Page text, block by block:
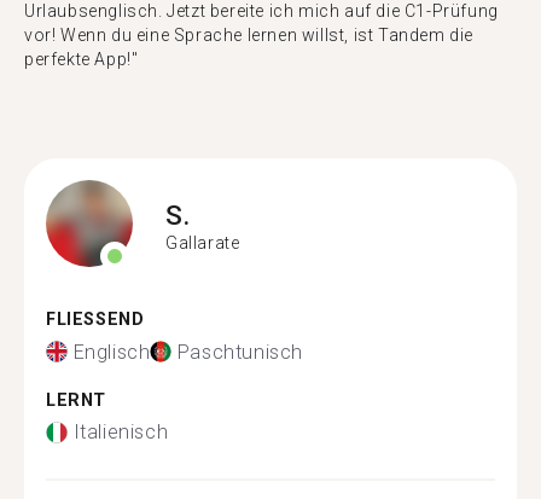
Urlaubsenglisch. Jetzt bereite ich mich auf die C1-Prüfung
vor! Wenn du eine Sprache lernen willst, ist Tandem die
perfekte App!"
S.
Gallarate
FLIESSEND
Englisch Paschtunisch
LERNT
Italienisch